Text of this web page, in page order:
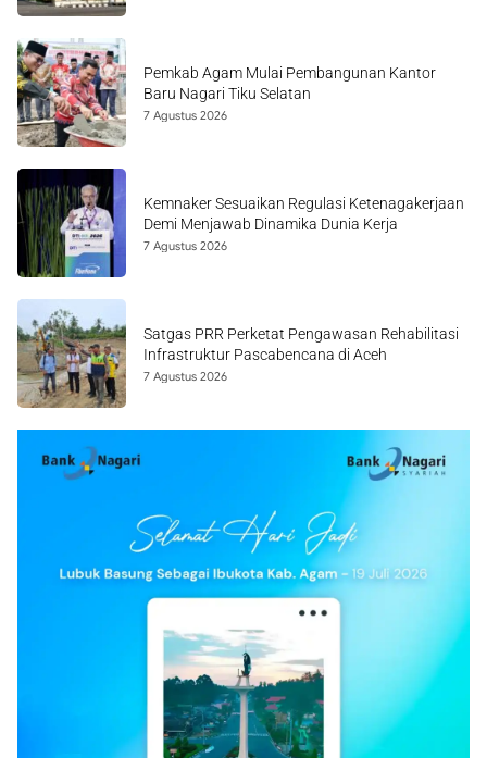
Pemkab Agam Mulai Pembangunan Kantor
Baru Nagari Tiku Selatan
7 Agustus 2026
Kemnaker Sesuaikan Regulasi Ketenagakerjaan
Demi Menjawab Dinamika Dunia Kerja
7 Agustus 2026
Satgas PRR Perketat Pengawasan Rehabilitasi
Infrastruktur Pascabencana di Aceh
7 Agustus 2026